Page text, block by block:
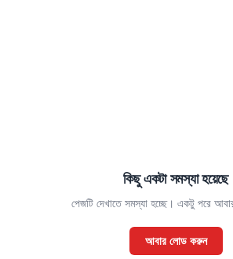
কিছু একটা সমস্যা হয়েছে
পেজটি দেখাতে সমস্যা হচ্ছে। একটু পরে
আবার লোড করুন